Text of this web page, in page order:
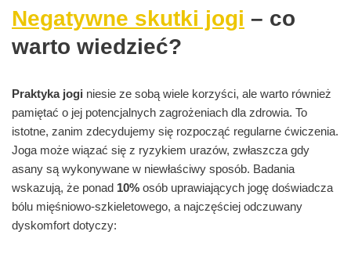
Negatywne skutki jogi – co
warto wiedzieć?
Praktyka jogi niesie ze sobą wiele korzyści, ale warto również
pamiętać o jej potencjalnych zagrożeniach dla zdrowia. To
istotne, zanim zdecydujemy się rozpocząć regularne ćwiczenia.
Joga może wiązać się z ryzykiem urazów, zwłaszcza gdy
asany są wykonywane w niewłaściwy sposób. Badania
wskazują, że ponad 10% osób uprawiających jogę doświadcza
bólu mięśniowo-szkieletowego, a najczęściej odczuwany
dyskomfort dotyczy: